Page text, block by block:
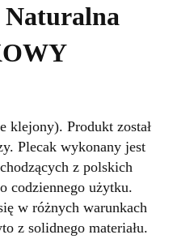
klejony). Produkt został
Plecak wykonany jest
z polskich
codziennego użytku.
w różnych warunkach
z solidnego materiału.